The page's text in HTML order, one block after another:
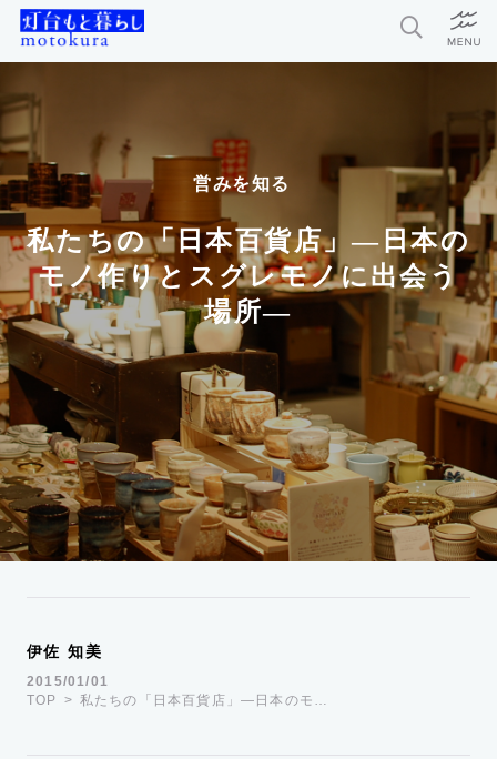
営みを知る
私たちの「日本百貨店」―日本の
モノ作りとスグレモノに出会う
場所―
伊佐 知美
2015/01/01
TOP
私たちの「日本百貨店」―日本のモ…
新着記事
今月の編集部おすすめ
探求者
灯台もと暮らしとは？
お問い合わせ
利用規約
個人情報保護方針
運営会社